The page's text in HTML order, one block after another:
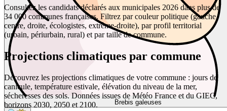
Brebis galeuses
Consultez les candidats déclarés aux municipales 2026 dans plus de
34 000 communes françaises. Filtrez par couleur politique (gauche,
centre, droite, écologistes, extrême-droite), par profil territorial
(urbain, périurbain, rural) et par taille de commune.
Projections climatiques par commune
Découvrez les projections climatiques de votre commune : jours de
canicule, température estivale, élévation du niveau de la mer,
sécheresses des sols. Données issues de Météo France et du GIEC,
horizons 2030, 2050 et 2100.